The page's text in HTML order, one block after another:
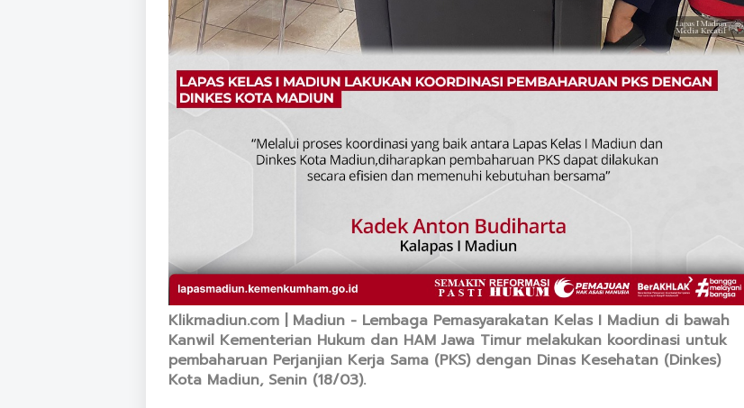
Klikmadiun.com | Madiun - Lembaga Pemasyarakatan Kelas I Madiun di bawah
Kanwil Kementerian Hukum dan HAM Jawa Timur melakukan koordinasi untuk
pembaharuan Perjanjian Kerja Sama (PKS) dengan Dinas Kesehatan (Dinkes)
Kota Madiun, Senin (18/03).